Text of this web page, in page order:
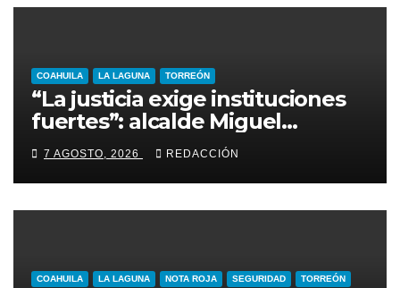
COAHUILA LA LAGUNA TORREÓN
“La justicia exige instituciones
fuertes”: alcalde Miguel
Riquelme
7 AGOSTO, 2026 REDACCIÓN
COAHUILA LA LAGUNA NOTA ROJA SEGURIDAD TORREÓN